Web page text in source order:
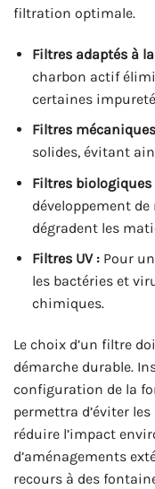
filtration optimale.
Filtres adaptés à
charbon actif
certaines
Filtres
solides, évitant
Filtres biologiques
développement
dégradent les
Filtres UV :Pour
les bactéries et
chimiques.
Le choix d’un filtre
démarche durable.
configuration de la
permettra d’éviter
réduire l’impact
d’aménagements
recours à des